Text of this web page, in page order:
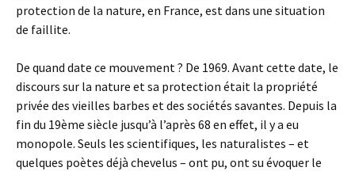
protection de la nature, en France, est dans une situation
de faillite.
De quand date ce mouvement ? De 1969. Avant cette date, le
discours sur la nature et sa protection était la propriété
privée des vieilles barbes et des sociétés savantes. Depuis la
fin du 19ème siècle jusqu’à l’après 68 en effet, il y a eu
monopole. Seuls les scientifiques, les naturalistes – et
quelques poètes déjà chevelus – ont pu, ont su évoquer le